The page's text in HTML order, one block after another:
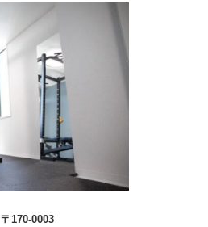
〒170-0003